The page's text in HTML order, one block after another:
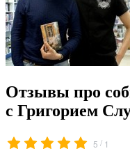
Отзывы про
с Григорием
5 / 1